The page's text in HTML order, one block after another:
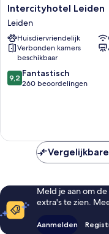
Intercityhotel
Leiden
Leiden
Intercityhotel Leiden
Leiden
Huisdiervriendelijk
Verbonden kamers
beschikbaar
9.2
van
9,2 Fantastisch
260 beoordelingen
Meld je aan om
extra's te zien.
Aanmelden